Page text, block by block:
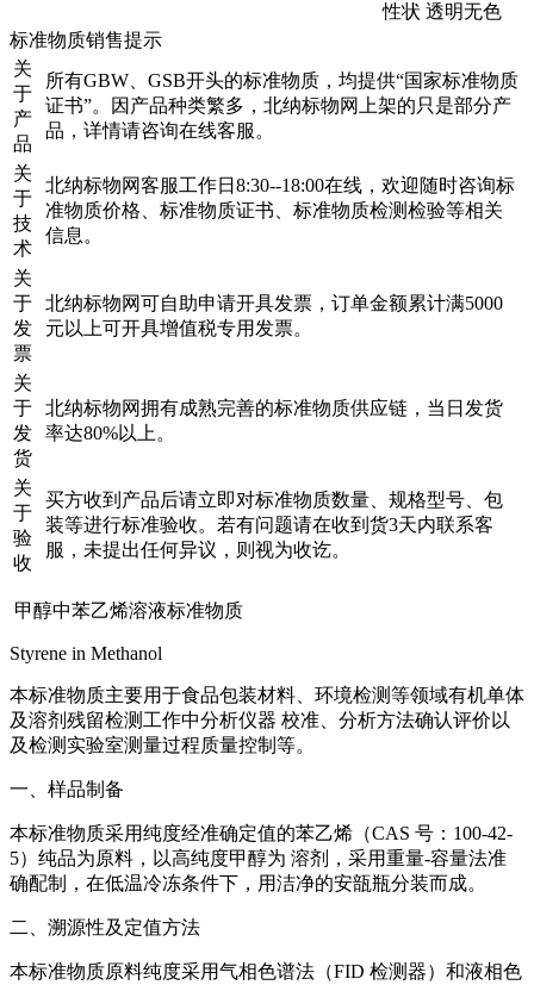
性状 透明无色
标准物质销售提示
关
于
产
品
所有GBW、GSB开头的标准物质，均提供“国家标准物质
证书”。因产品种类繁多，北纳标物网上架的只是部分产
品，详情请咨询在线客服。
关
于
技
术
北纳标物网客服工作日8:30--18:00在线，欢迎随时咨询标
准物质价格、标准物质证书、标准物质检测检验等相关
信息。
关
于
发
票
北纳标物网可自助申请开具发票，订单金额累计满5000
元以上可开具增值税专用发票。
关
于
发
货
北纳标物网拥有成熟完善的标准物质供应链，当日发货
率达80%以上。
关
于
验
收
买方收到产品后请立即对标准物质数量、规格型号、包
装等进行标准验收。若有问题请在收到货3天内联系客
服，未提出任何异议，则视为收讫。
甲醇中苯乙烯溶液标准物质
Styrene in Methanol
本标准物质主要用于食品包装材料、环境检测等领域有机单体
及溶剂残留检测工作中分析仪器 校准、分析方法确认评价以
及检测实验室测量过程质量控制等。
一、样品制备
本标准物质采用纯度经准确定值的苯乙烯（CAS 号：100-42-
5）纯品为原料，以高纯度甲醇为 溶剂，采用重量-容量法准
确配制，在低温冷冻条件下，用洁净的安瓿瓶分装而成。
二、溯源性及定值方法
本标准物质原料纯度采用气相色谱法（FID 检测器）和液相色